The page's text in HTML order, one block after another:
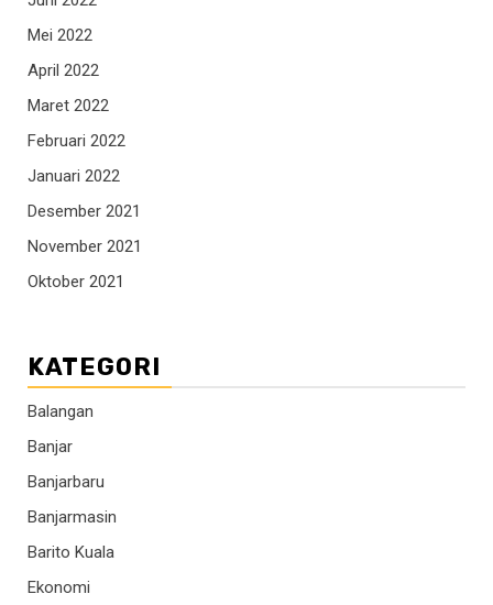
Mei 2022
April 2022
Maret 2022
Februari 2022
Januari 2022
Desember 2021
November 2021
Oktober 2021
KATEGORI
Balangan
Banjar
Banjarbaru
Banjarmasin
Barito Kuala
Ekonomi